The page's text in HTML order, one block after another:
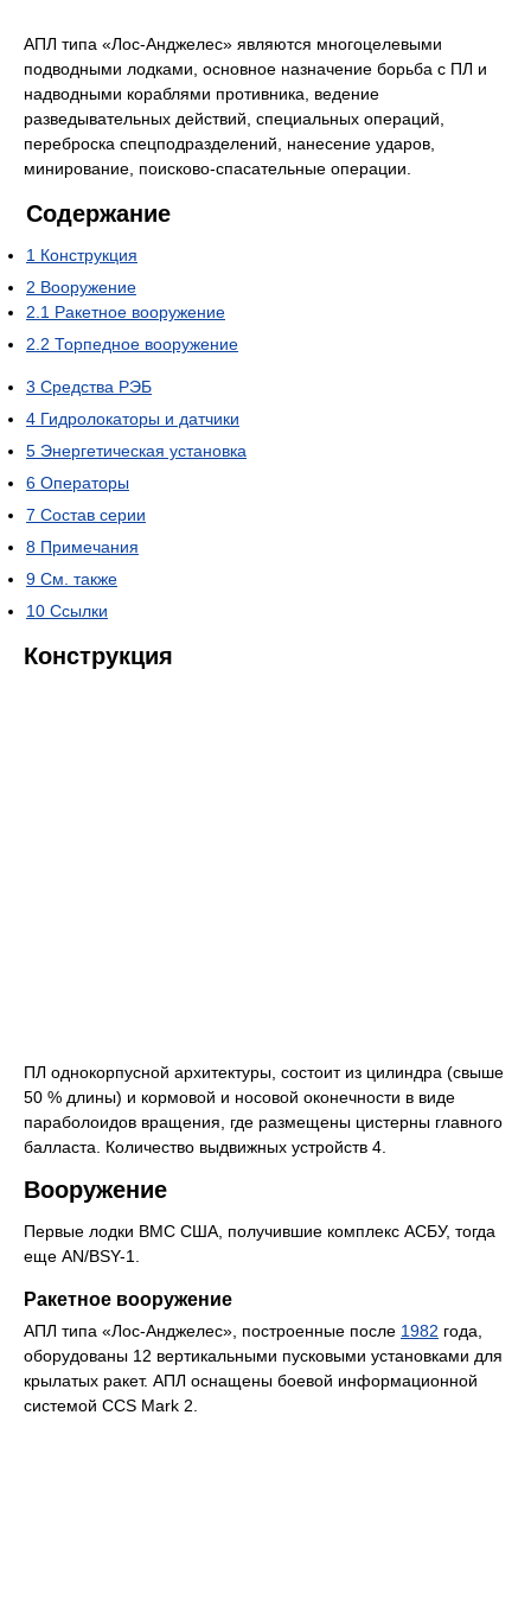
АПЛ типа «Лос-Анджелес» являются многоцелевыми
подводными лодками, основное назначение борьба с ПЛ и
надводными кораблями противника, ведение
разведывательных действий, специальных операций,
переброска спецподразделений, нанесение ударов,
минирование, поисково-спасательные операции.
Содержание
1 Конструкция
2 Вооружение
2.1 Ракетное вооружение
2.2 Торпедное вооружение
3 Средства РЭБ
4 Гидролокаторы и датчики
5 Энергетическая установка
6 Операторы
7 Состав серии
8 Примечания
9 См. также
10 Ссылки
Конструкция
ПЛ однокорпусной архитектуры, состоит из цилиндра (свыше
50 % длины) и кормовой и носовой оконечности в виде
параболоидов вращения, где размещены цистерны главного
балласта. Количество выдвижных устройств 4.
Вооружение
Первые лодки ВМС США, получившие комплекс АСБУ, тогда
еще AN/BSY-1.
Ракетное вооружение
АПЛ типа «Лос-Анджелес», построенные после 1982 года,
оборудованы 12 вертикальными пусковыми установками для
крылатых ракет. АПЛ оснащены боевой информационной
системой CCS Mark 2.